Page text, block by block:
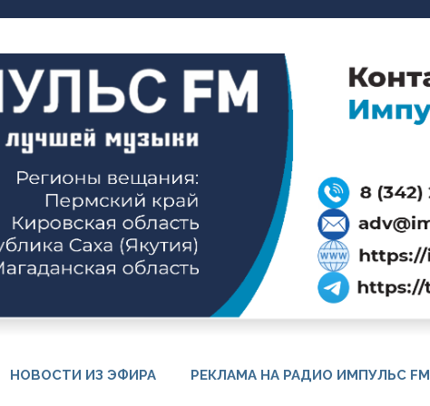
НОВОСТИ ИЗ ЭФИРА РЕКЛАМА НА РАДИО ИМПУЛЬС FM